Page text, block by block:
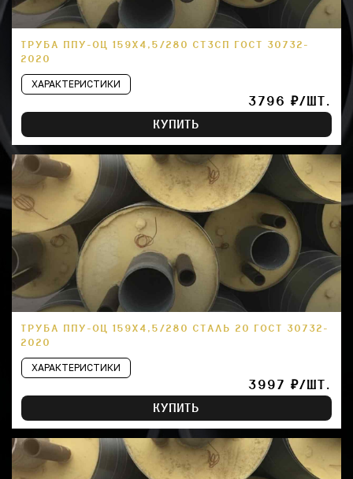
ТРУБА ППУ-ОЦ 159Х4,5/280 СТ3СП ГОСТ 30732-
2020
ХАРАКТЕРИСТИКИ
3796 ₽/ШТ.
КУПИТЬ
ТРУБА ППУ-ОЦ 159Х4,5/280 СТАЛЬ 20 ГОСТ 30732-
2020
ХАРАКТЕРИСТИКИ
3997 ₽/ШТ.
КУПИТЬ